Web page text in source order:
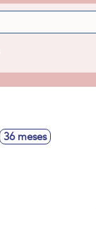
36 meses